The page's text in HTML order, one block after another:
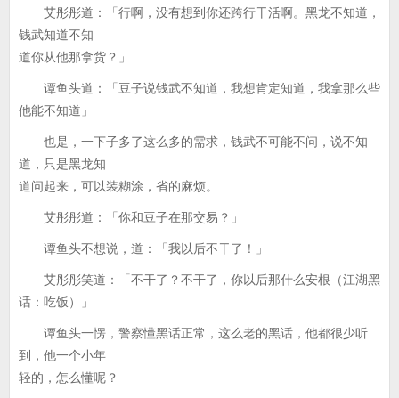
艾彤彤道：「行啊，没有想到你还跨行干活啊。黑龙不知道，
钱武知道不知
道你从他那拿货？」
谭鱼头道：「豆子说钱武不知道，我想肯定知道，我拿那么些
他能不知道」
也是，一下子多了这么多的需求，钱武不可能不问，说不知
道，只是黑龙知
道问起来，可以装糊涂，省的麻烦。
艾彤彤道：「你和豆子在那交易？」
谭鱼头不想说，道：「我以后不干了！」
艾彤彤笑道：「不干了？不干了，你以后那什么安根（江湖黑
话：吃饭）」
谭鱼头一愣，警察懂黑话正常，这么老的黑话，他都很少听
到，他一个小年
轻的，怎么懂呢？